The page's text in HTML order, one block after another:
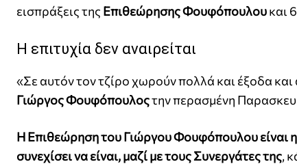
εισπράξεις της Επιθεώρησης Φουφόπουλουκαι
Η επιτυχία δεν αναιρείται
«Σε αυτόν τον τζίρο χωρούν πολλά και έξοδα
Γιώργος Φουφόπουλοςτην περασμένη
Η Επιθεώρηση του Γιώργου Φουφόπουλου είναι
συνεχίσει να είναι, μαζί με τους Συνεργάτες της,